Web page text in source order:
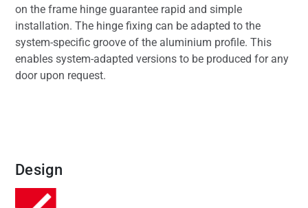
on the frame hinge guarantee rapid and simple
installation. The hinge fixing can be adapted to the
system-specific groove of the aluminium profile. This
enables system-adapted versions to be produced for any
door upon request.
Design